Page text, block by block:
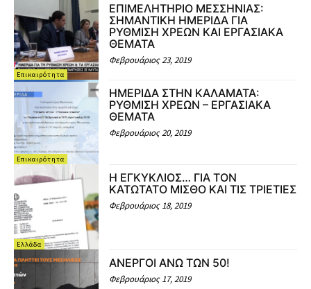
Επικαιρότητα
ΕΠΙΜΕΛΗΤΗΡΙΟ ΜΕΣΣΗΝΙΑΣ:
ΣΗΜΑΝΤΙΚΗ ΗΜΕΡΙΔΑ ΓΙΑ
ΡΥΘΜΙΣΗ ΧΡΕΩΝ ΚΑΙ ΕΡΓΑΣΙΑΚΑ
ΘΕΜΑΤΑ
Φεβρουάριος 23, 2019
Επικαιρότητα
ΗΜΕΡΙΔΑ ΣΤΗΝ ΚΑΛΑΜΑΤΑ:
ΡΥΘΜΙΣΗ ΧΡΕΩΝ – ΕΡΓΑΣΙΑΚΑ
ΘΕΜΑΤΑ
Φεβρουάριος 20, 2019
Ελλάδα
Η ΕΓΚΥΚΛΙΟΣ… ΓΙΑ ΤΟΝ
ΚΑΤΩΤΑΤΟ ΜΙΣΘΟ ΚΑΙ ΤΙΣ ΤΡΙΕΤΙΕΣ
Φεβρουάριος 18, 2019
ΑΝΕΡΓΟΙ ΑΝΩ ΤΩΝ 50!
Φεβρουάριος 17, 2019